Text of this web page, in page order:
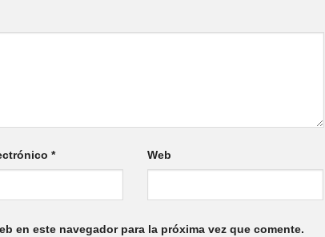
* Web
en este navegador para la próxima vez que comente.